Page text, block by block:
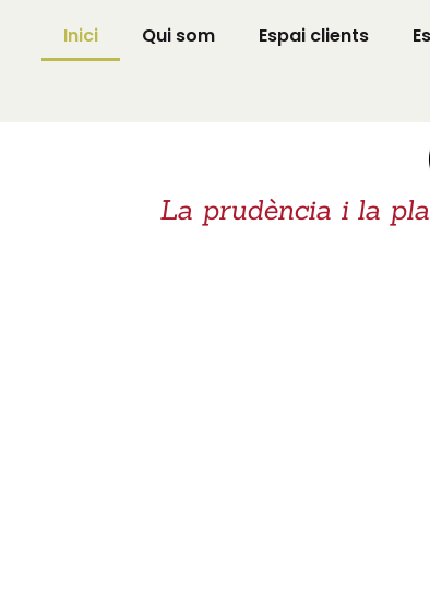
Inici Qui som Espai clients
La prudència i la